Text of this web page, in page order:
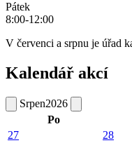
Pátek
8:00-12:00
V červenci a srpnu je úřad
Kalendář akcí
Srpen2026
Po
27
28